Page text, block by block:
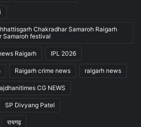
Chakradhar Samaroh Raigarh
Samaroh festival
Raigarh IPL 2026
Raigarh crime news raigarh news
CG NEWS
SP Divyang Patel
रायगढ़